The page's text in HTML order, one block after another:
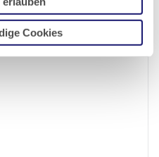
Cookies